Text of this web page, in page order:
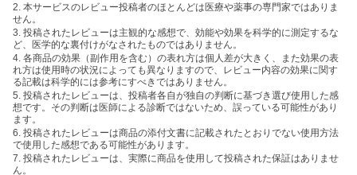
2. 本サービスのレビュー投稿者のほとんどは医療や薬事の専門家ではありま
せん。
3. 投稿されたレビューは主観的な感想で、効能や効果を科学的に測定するな
ど、医学的な裏付けがなされたものではありません。
4. 各商品の効果（副作用を含む）の表れ方は個人差が大きく、また効果の表
れ方は使用時の状況によっても異なりますので、レビュー内容の効果に関す
る記載は科学的には参考にすべきではありません。
5. 投稿されたレビューは、投稿者各自が独自の判断に基づき選び使用した感
想です。その判断は医師による診断ではないため、誤っている可能性があり
ます。
6. 投稿されたレビューは商品の添付文書に記載されたとおりでない使用方法
で使用した感想である可能性があります。
7. 投稿されたレビューは、実際に商品を使用して投稿された保証はありませ
ん。